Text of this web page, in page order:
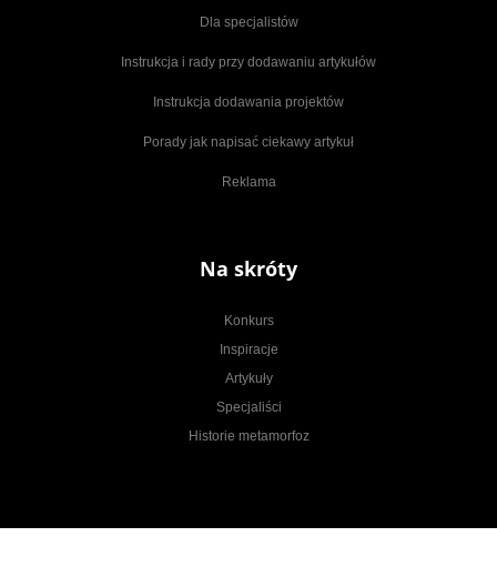
Dla specjalistów
Instrukcja i rady przy dodawaniu artykułów
Instrukcja dodawania projektów
Porady jak napisać ciekawy artykuł
Reklama
Na skróty
Konkurs
Inspiracje
Artykuły
Specjaliści
Historie metamorfoz